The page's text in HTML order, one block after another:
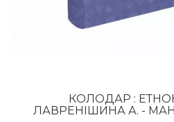
КОЛОДАР :
ЛАВРЕНІШИНА А. -